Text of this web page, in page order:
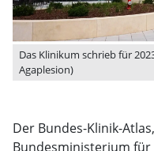
Das Klinikum schrieb für
Agaplesion)
Der Bundes-Klinik-
Bundesministerium